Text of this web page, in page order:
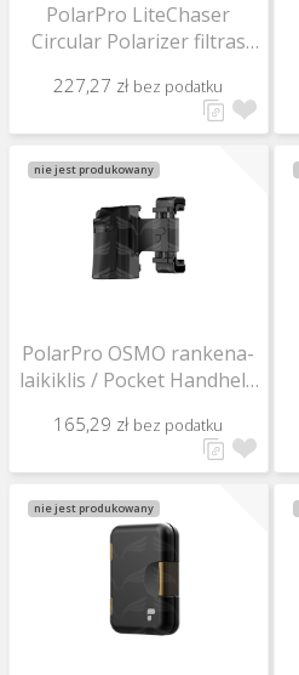
PolarPro LiteChaser
Circular Polarizer filtras
227,27 zł bez podatku
nie jest produkowany
PolarPro OSMO rankena-
laikiklis / Pocket Handheld
165,29 zł bez podatku
nie jest produkowany